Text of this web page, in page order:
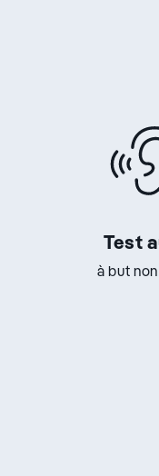
Test
à but